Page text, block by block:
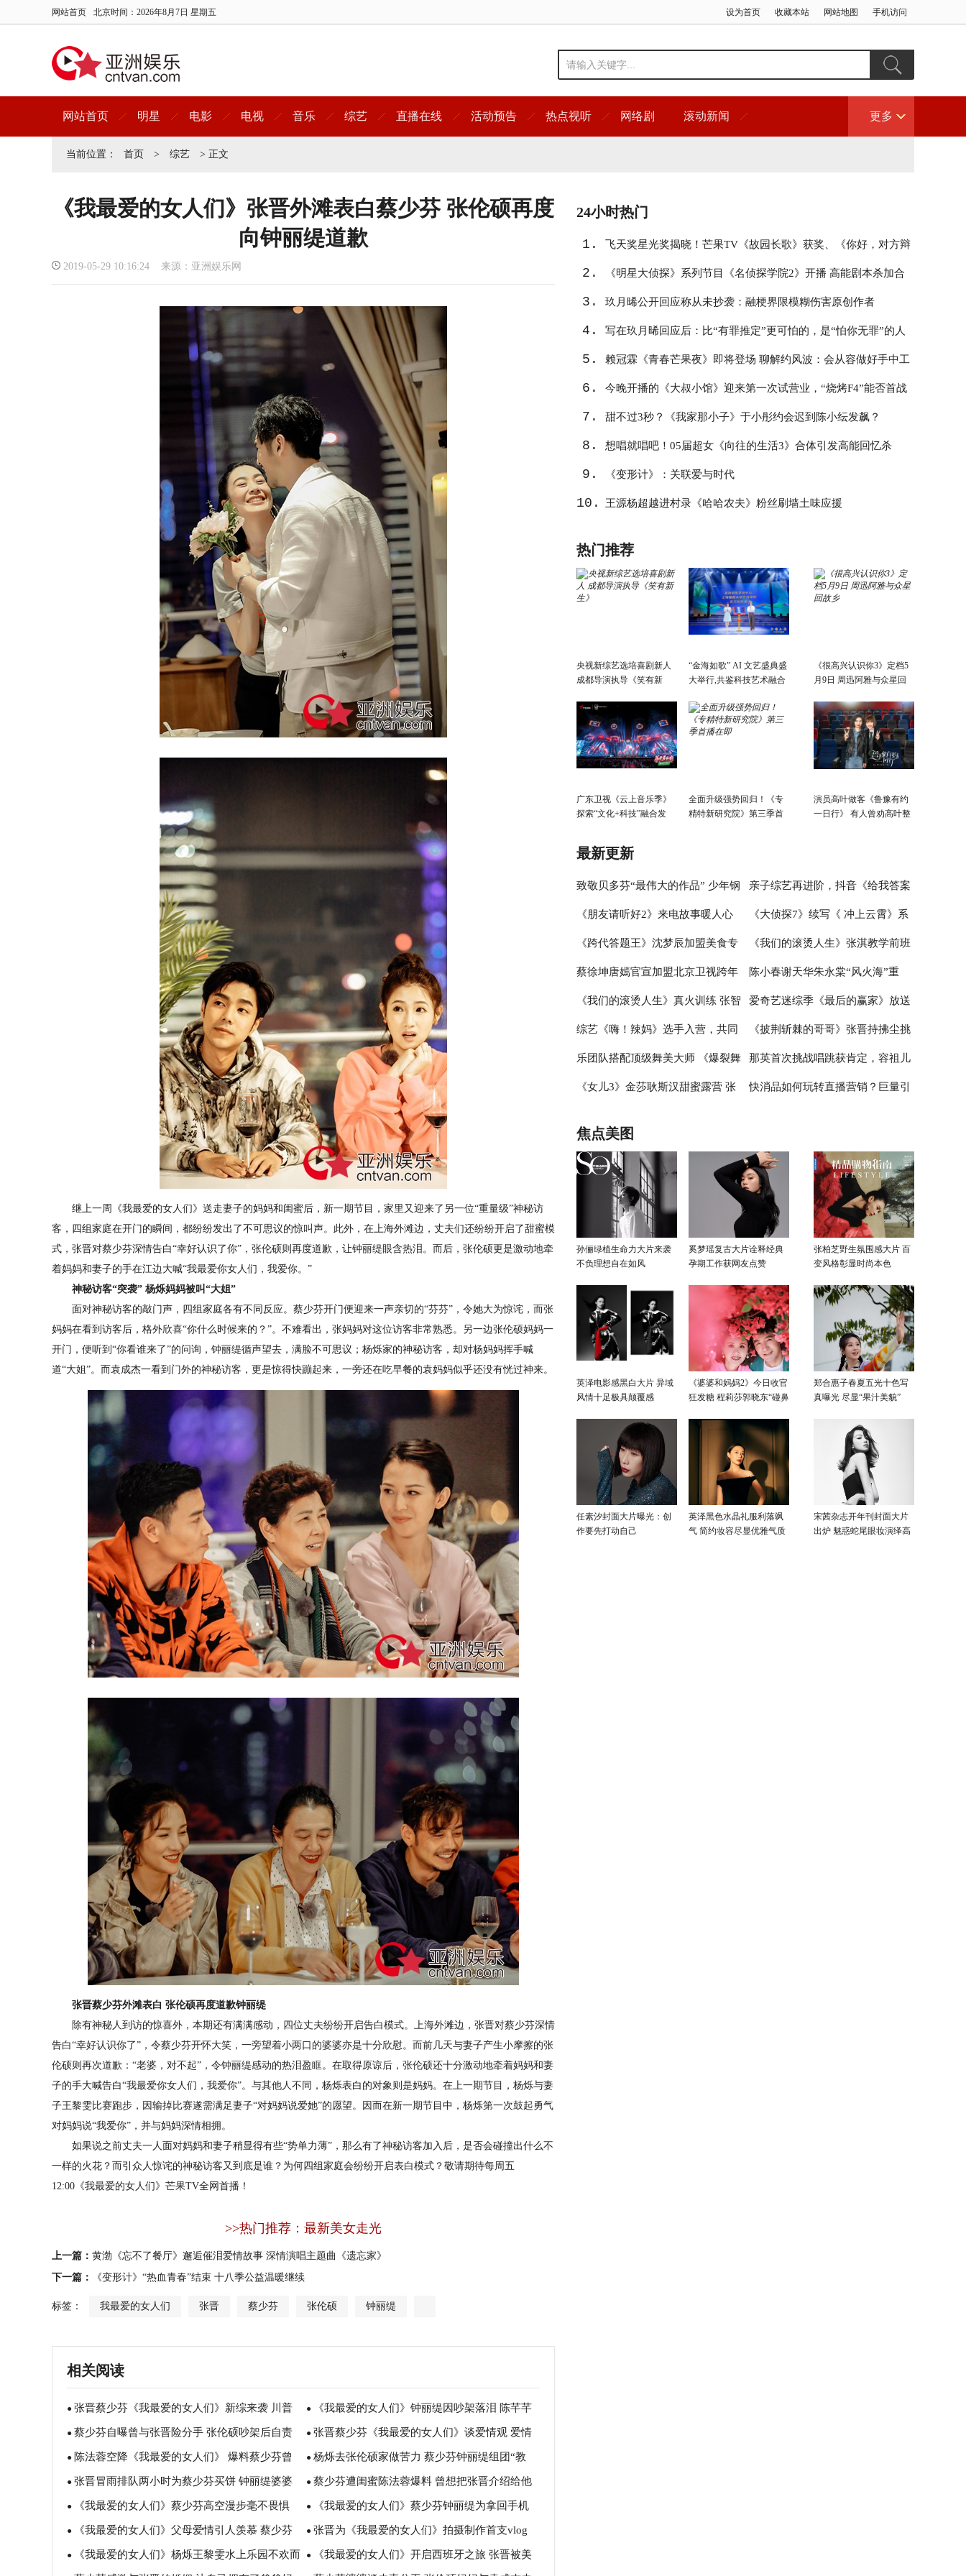
网站首页 北京时间： 2026年8月7日 星期五 设为首页 收藏本站 网站地图 手机访问
网站首页 明星 电影 电视 音乐 综艺 直播在线 活动预告 热点视听 网络剧 滚动新闻 更多
当前位置： 首页 > 综艺 > 正文
《我最爱的女人们》张晋外滩表白蔡少芬 张伦硕再度
向钟丽缇道歉
2019-05-29 10:16:24 来源：亚洲娱乐网
继上一周《我最爱的女人们》送走妻子的妈妈和闺蜜后，新一期节目，家里又迎来了另一位“重量级”神秘访
客，四组家庭在开门的瞬间，都纷纷发出了不可思议的惊叫声。此外，在上海外滩边，丈夫们还纷纷开启了甜蜜模
式，张晋对蔡少芬深情告白“幸好认识了你”，张伦硕则再度道歉，让钟丽缇眼含热泪。而后，张伦硕更是激动地牵
着妈妈和妻子的手在江边大喊“我最爱你女人们，我爱你。”
神秘访客“突袭” 杨烁妈妈被叫“大姐”
面对神秘访客的敲门声，四组家庭各有不同反应。蔡少芬开门便迎来一声亲切的“芬芬”，令她大为惊诧，而张
妈妈在看到访客后，格外欣喜“你什么时候来的？”。不难看出，张妈妈对这位访客非常熟悉。另一边张伦硕妈妈一
开门，便听到“你看谁来了”的问询，钟丽缇循声望去，满脸不可思议；杨烁家的神秘访客，却对杨妈妈挥手喊
道“大姐”。而袁成杰一看到门外的神秘访客，更是惊得快蹦起来，一旁还在吃早餐的袁妈妈似乎还没有恍过神来。
张晋蔡少芬外滩表白 张伦硕再度道歉钟丽缇
除有神秘人到访的惊喜外，本期还有满满感动，四位丈夫纷纷开启告白模式。上海外滩边，张晋对蔡少芬深情
告白“幸好认识你了”，令蔡少芬开怀大笑，一旁望着小两口的婆婆亦是十分欣慰。而前几天与妻子产生小摩擦的张
伦硕则再次道歉：“老婆，对不起”，令钟丽缇感动的热泪盈眶。在取得原谅后，张伦硕还十分激动地牵着妈妈和妻
子的手大喊告白“我最爱你女人们，我爱你”。与其他人不同，杨烁表白的对象则是妈妈。在上一期节目，杨烁与妻
子王黎雯比赛跑步，因输掉比赛遂需满足妻子“对妈妈说爱她”的愿望。因而在新一期节目中，杨烁第一次鼓起勇气
对妈妈说“我爱你”，并与妈妈深情相拥。
如果说之前丈夫一人面对妈妈和妻子稍显得有些“势单力薄”，那么有了神秘访客加入后，是否会碰撞出什么不
一样的火花？而引众人惊诧的神秘访客又到底是谁？为何四组家庭会纷纷开启表白模式？敬请期待每周五
12:00《我最爱的女人们》芒果TV全网首播！
>>热门推荐：最新美女走光
上一篇： 黄渤《忘不了餐厅》邂逅催泪爱情故事 深情演唱主题曲《遗忘家》
下一篇：
《变形计》“热血青春”结束 十八季公益温暖继续
标签： 我最爱的女人们 张晋 蔡少芬 张伦硕 钟丽缇
相关阅读
● 张晋蔡少芬《我最爱的女人们》新综来袭 川普
港普爆笑碰撞引期待
● 《我最爱的女人们》钟丽缇因吵架落泪 陈芊芊
被杨烁吐槽“在挑事”
● 蔡少芬自曝曾与张晋险分手 张伦硕吵架后自责
求原谅
● 张晋蔡少芬《我最爱的女人们》谈爱情观 爱情
就像银行要多存钱
● 陈法蓉空降《我最爱的女人们》 爆料蔡少芬曾
想将张晋介绍给闺蜜
● 杨烁去张伦硕家做苦力 蔡少芬钟丽缇组团“教
训”张伦硕
● 张晋冒雨排队两小时为蔡少芬买饼 钟丽缇婆婆
妈妈神交流
● 蔡少芬遭闺蜜陈法蓉爆料 曾想把张晋介绍给他
人
● 《我最爱的女人们》蔡少芬高空漫步毫不畏惧
钟丽缇双脚悬空自拍
● 《我最爱的女人们》蔡少芬钟丽缇为拿回手机
令张晋张伦硕门外“罚站“
● 《我最爱的女人们》父母爱情引人羡慕 蔡少芬
感激张晋“给我完整的家”
● 张晋为《我最爱的女人们》拍摄制作首支vlog
专业技能震惊网友
● 《我最爱的女人们》杨烁王黎雯水上乐园不欢而 ● 《我最爱的女人们》开启西班牙之旅 张晋被美
24小时热门
1. 飞天奖星光奖揭晓！芒果TV《故园长歌》获奖、《你好，对方辩
友》入围
2. 《明星大侦探》系列节目《名侦探学院2》开播 高能剧本杀加合
宿真人秀引期待
3. 玖月晞公开回应称从未抄袭：融梗界限模糊伤害原创作者
4. 写在玖月晞回应后：比“有罪推定”更可怕的，是“怕你无罪”的人
心
5. 赖冠霖《青春芒果夜》即将登场 聊解约风波：会从容做好手中工
作
6. 今晚开播的《大叔小馆》迎来第一次试营业，“烧烤F4”能否首战
告捷？
7. 甜不过3秒？《我家那小子》于小彤约会迟到陈小纭发飙？
8. 想唱就唱吧！05届超女《向往的生活3》合体引发高能回忆杀
9. 《变形计》：关联爱与时代
10. 王源杨超越进村录《哈哈农夫》粉丝刷墙土味应援
热门推荐
央视新综艺选培喜剧新人
成都导演执导《笑有新
“金海如歌” AI 文艺盛典盛
大举行,共鉴科技艺术融合
《很高兴认识你3》定档5
月9日 周迅阿雅与众星回
广东卫视《云上音乐季》
探索“文化+科技”融合发
全面升级强势回归！《专
精特新研究院》第三季首
演员高叶做客《鲁豫有约
一日行》 有人曾劝高叶整
最新更新
致敬贝多芬“最伟大的作品” 少年钢
琴家林秉宽 首演音乐会圆满成功
亲子综艺再进阶，抖音《给我答案
吧，妈妈请回答》的爆款逻辑
《朋友请听好2》来电故事暖人心
何炅讲述学霸爱情故事超浪漫
《大侦探7》续写《 冲上云霄》系
列 何炅张若昀邓伦未来感造型太吸
睛
《跨代答题王》沈梦辰加盟美食专
辑，杨迪称现在喝奶茶如同喝粥
《我们的滚烫人生》张淇教学前班
唱歌 张云龙展示球技
蔡徐坤唐嫣官宣加盟北京卫视跨年
冰雪盛典，冰雪舞台绽放青春风采
陈小春谢天华朱永棠“风火海”重
聚，《大湾仔的夜》主题曲嗨爆全
场
《我们的滚烫人生》真火训练 张智
霖挑战体能极限
爱奇艺迷综季《最后的赢家》放送
中 谜题烧脑剧情走心正向价值观引
网友深思
综艺《嗨！辣妈》选手入营，共同
见证“新时代女性”的初级绽放
《披荆斩棘的哥哥》张晋持拂尘挑
战新舞台 尹正半遮面舞扇战斗力拉
满
乐团队搭配顶级舞美大师 《爆裂舞
台》把专业打在公屏上
那英首次挑战唱跳获肯定，容祖儿
被打低分受挫落泪
《女儿3》金莎耿斯汉甜蜜露营 张 快消品如何玩转直播营销？巨量引
焦点美图
孙俪绿植生命力大片来袭
不负理想自在如风
奚梦瑶复古大片诠释经典
孕期工作获网友点赞
张柏芝野生氛围感大片 百
变风格彰显时尚本色
英泽电影感黑白大片 异域
风情十足极具颠覆感
《婆婆和妈妈2》今日收官
狂发糖 程莉莎郭晓东“碰鼻
郑合惠子春夏五光十色写
真曝光 尽显“果汁美貌”
任素汐封面大片曝光：创
作要先打动自己
英泽黑色水晶礼服利落飒
气 简约妆容尽显优雅气质
宋茜杂志开年刊封面大片
出炉 魅惑蛇尾眼妆演绎高